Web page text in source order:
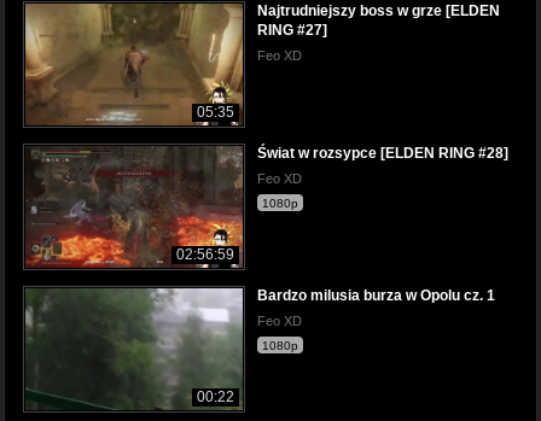
05:35
Najtrudniejszy boss w grze [ELDEN
RING #27]
Feo XD
02:56:59
Świat w rozsypce [ELDEN RING #28]
Feo XD
1080p
00:22
Bardzo milusia burza w Opolu cz. 1
Feo XD
1080p